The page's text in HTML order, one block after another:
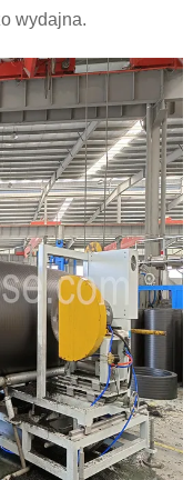
wydajna.